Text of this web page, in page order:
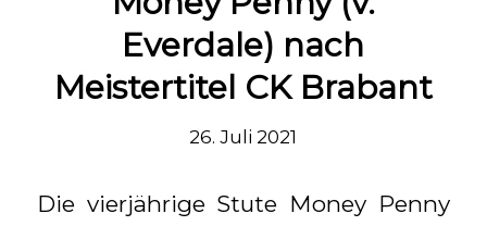
Everdale) nach
Meistertitel CK Brabant
26. Juli 2021
Die vierjährige Stute Money Penny